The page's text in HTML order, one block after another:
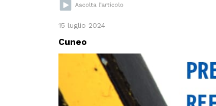
15 luglio 2024
Cuneo